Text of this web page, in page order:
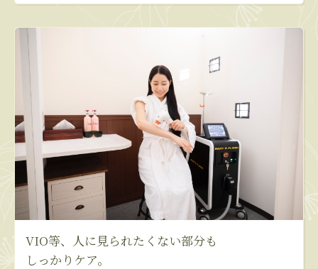
VIO等、人に見られたくない部分も
しっかりケア。